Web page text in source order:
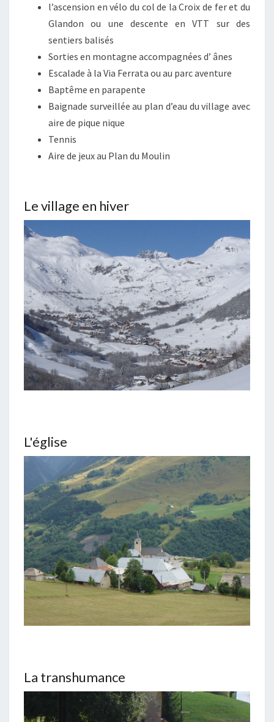
l’ascension en vélo du col de la Croix de fer et du
Glandon ou une descente en VTT sur des
sentiers balisés
Sorties en montagne accompagnées d’ ânes
Escalade à la Via Ferrata ou au parc aventure
Baptême en parapente
Baignade surveillée au plan d’eau du village avec
aire de pique nique
Tennis
Aire de jeux au Plan du Moulin
Le village en hiver
L'église
La transhumance